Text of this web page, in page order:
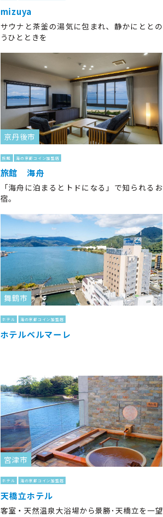
mizuya
サウナと茶釜の湯気に包まれ、静かにととの
うひとときを
京丹後市
旅館 海の京都コイン加盟店
旅館 海舟
「海舟に泊まるとトドになる」で知られるお
宿。
舞鶴市
ホテル 海の京都コイン加盟店
ホテルベルマーレ
宮津市
ホテル 海の京都コイン加盟店
天橋立ホテル
客室・天然温泉大浴場から景勝･天橋立を一望